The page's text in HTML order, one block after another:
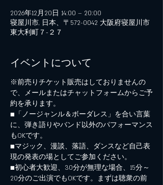
2026年12月20日 14:00 – 20:00
寝屋川市, 日本、〒572-0042 大阪府寝屋川市
東大利町７−２７
イベントについて
※前売りチケット販売はしておりませんの
で、メールまたはチャットフォームからご予
約を承ります。
■「ノージャンル＆ボーダレス」を合い言葉
に、弾き語りやバンド以外のパフォーマンス
もOKです。
■マジック、漫談、落語、ダンスなど自己表
現の発表の場としてご参加ください。
■初心者大歓迎、30分が無理な場合、15分～
20分のご出演でもOKです。まずは聴衆の前